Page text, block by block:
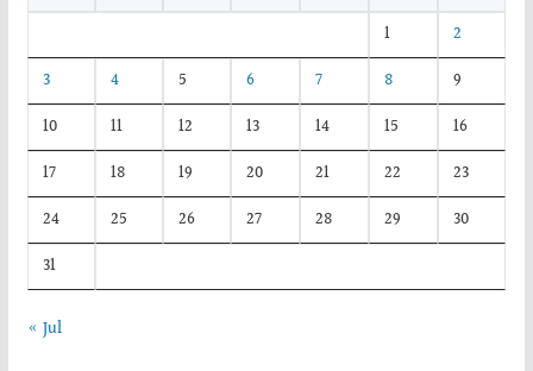
1
2
3
4 5 6 7 8
9
10
11 12 13 14 15
16
17
18 19 20 21 22
23
24
25 26 27 28 29
30
31
« Jul